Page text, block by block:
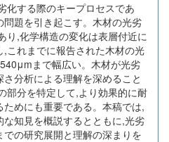
化する際のキープロセスであ
題を引き起こす。木材の光劣
り,化学構造の変化は表層付近に
これまでに報告された木材の光
まで幅広い。木材が光劣
分析による理解を深めること
部分を特定して,より効果的に耐
めにも重要である。本稿では,
知見を概説するとともに,光劣
の研究展開と理解の深まりを